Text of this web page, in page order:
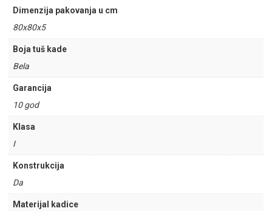
Dimenzija pakovanja u cm
80x80x5
Boja tuš kade
Bela
Garancija
10 god
Klasa
I
Konstrukcija
Da
Materijal kadice